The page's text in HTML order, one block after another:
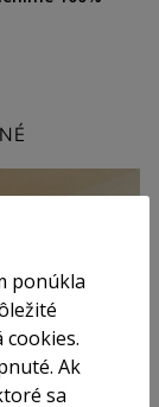
ponúkla
Ak
sa